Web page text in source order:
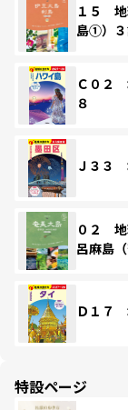
１５
島①）
Ｃ０２
８
Ｊ３３
０２
呂麻島
Ｄ１７
特設ページ